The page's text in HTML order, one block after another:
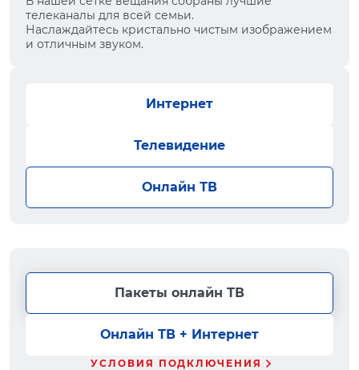
телеканалы для всей семьи.
Наслаждайтесь кристально чистым изображением
и отличным звуком.
Интернет
Телевидение
Онлайн ТВ
Пакеты онлайн ТВ
Онлайн ТВ + Интернет
УСЛОВИЯ ПОДКЛЮЧЕНИЯ